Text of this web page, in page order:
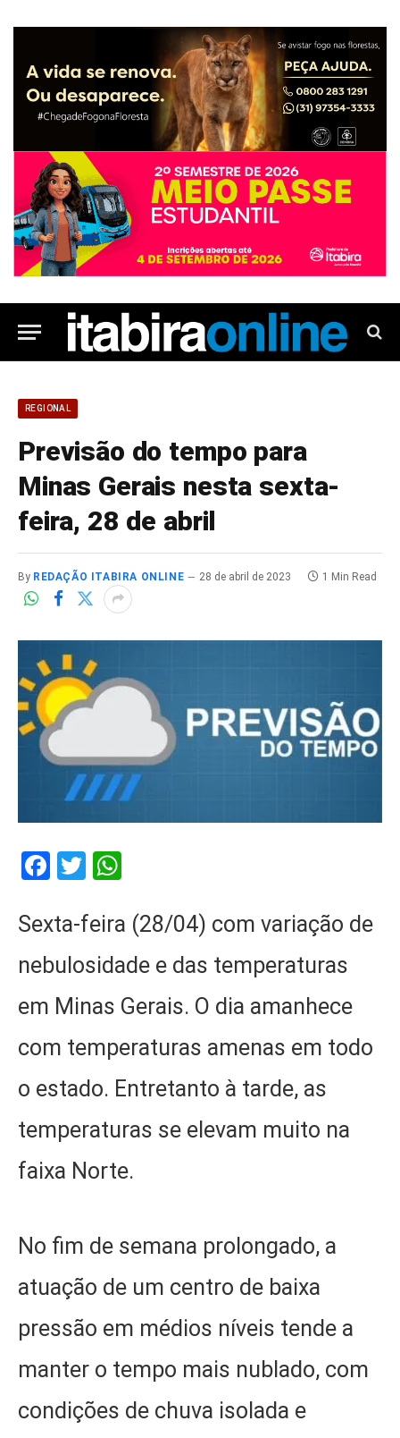
REGIONAL
Previsão do tempo para
Minas Gerais nesta sexta-
feira, 28 de abril
By REDAÇÃO ITABIRA ONLINE 28 de abril de 2023 1 Min Read
Facebook
Twitter
Sexta-feira (28/04) com variação de
nebulosidade e das temperaturas
em Minas Gerais. O dia amanhece
com temperaturas amenas em todo
o estado. Entretanto à tarde, as
temperaturas se elevam muito na
faixa Norte.
No fim de semana prolongado, a
atuação de um centro de baixa
pressão em médios níveis tende a
manter o tempo mais nublado, com
condições de chuva isolada e